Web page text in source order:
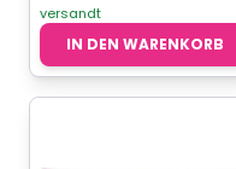
versandt
IN DEN WARENKORB